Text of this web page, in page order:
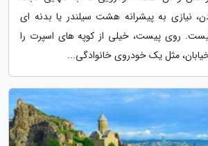
نیازی به پیشرانه هشت سیلندر یا بدنه ای
روی پیست، خیلی از کوپه های اسپرت را
مثل یک خودروی خانوادگی...